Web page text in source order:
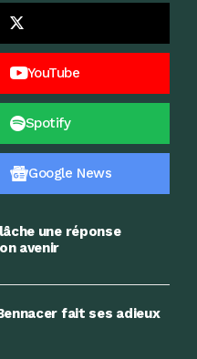
YouTube
Spotify
Google News
une réponse
avenir
fait ses adieux